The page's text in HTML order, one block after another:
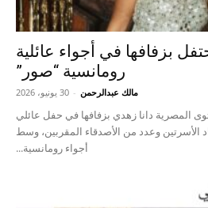
بزفافها في أجواء عائلية
رومانسية “صور”
مالك عبدالرحمن - 30 يونيو، 2026
المصرية دانا زهدي بزفافها في حفل عائلي
وعدد من الأصدقاء المقربين، وسط
أجواء رومانسية...